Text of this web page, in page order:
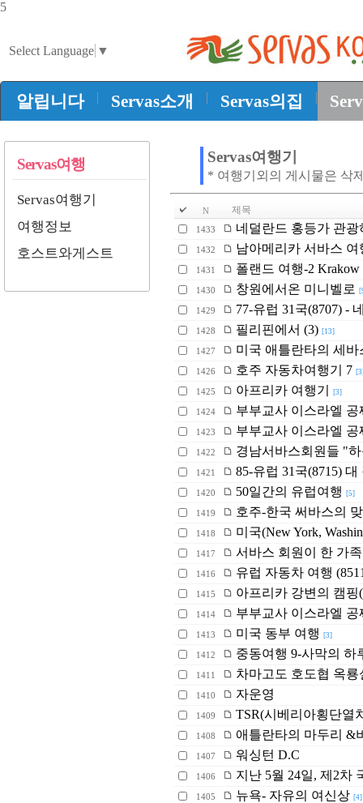
5
Select Language ▼
알립니다 | Servas소개 | Servas의집 |
Servas여행
Servas여행기
여행정보
호스트와게스트
Servas여행기
* 여행기외의 게시물은 삭
N 제목
1433 네덜란드 홍등가 관
1432 남아메리카 서바스 여
1431 폴랜드 여행-2 Krakow
1430 창원에서온 미니벨로
1429 77-유럽 31국(8707) -
1428 필리핀에서 (3) [13]
1427 미국 애틀란타의 세바
1426 호주 자동차여행기 7
1425 아프리카 여행기 [3]
1424 부부교사 이스라엘 공
1423 부부교사 이스라엘
1422 경남서바스회원들 "
1421 85-유럽 31국(8715)
1420 50일간의 유럽여행 [5]
1419 호주-한국 써바스의
1418 미국(New York,
1417 서바스 회원이 한 가
1416 유럽 자동차 여행
1415 아프리카 강변의 캠
1414 부부교사 이스라엘 공
1413 미국 동부 여행 [3]
1412 중동여행 9-사막의 하
1411 차마고도 호도협 옥룡
1410 자운영
1409 TSR(시베리아횡단열
1408 애틀란타의 마두리 &
1407 워싱턴 D.C
1406 지난 5월 24일, 제2차
1405 뉴욕- 자유의 여신상 [4]